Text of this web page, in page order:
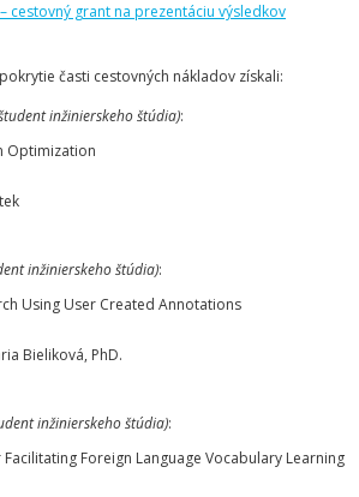
cestovný grant na prezentáciu výsledkov
časti cestovných nákladov získali:
inžinierskeho štúdia):
Optimization
inžinierskeho štúdia):
Using User Created Annotations
Bieliková, PhD.
inžinierskeho štúdia):
Foreign Language Vocabulary Learning